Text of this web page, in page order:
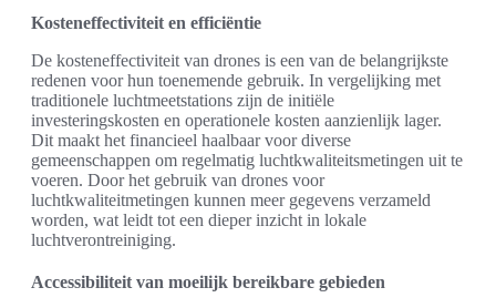
Kosteneffectiviteit en efficiëntie
De kosteneffectiviteit van drones is een van de belangrijkste
redenen voor hun toenemende gebruik. In vergelijking met
traditionele luchtmeetstations zijn de initiële
investeringskosten en operationele kosten aanzienlijk lager.
Dit maakt het financieel haalbaar voor diverse
gemeenschappen om regelmatig luchtkwaliteitsmetingen uit te
voeren. Door het gebruik van drones voor
luchtkwaliteitmetingen kunnen meer gegevens verzameld
worden, wat leidt tot een dieper inzicht in lokale
luchtverontreiniging.
Accessibiliteit van moeilijk bereikbare gebieden